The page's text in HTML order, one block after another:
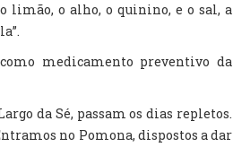
limão, o alho, o quinino, e o sal, a
medicamento preventivo da
da Sé, passam os dias repletos.
no Pomona, dispostos a dar